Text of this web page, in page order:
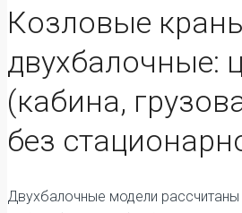
Козловые
двухбалочные:
(кабина,
без
Двухбалочные модели рассчитаны